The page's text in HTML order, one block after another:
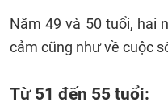
Năm 49 và 50 tuổi, hai
cảm cũng như về cuộc
Từ 51 đến 55 tuổi: